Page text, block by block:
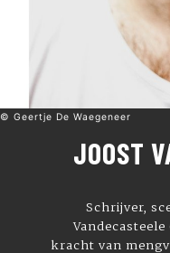
© Geertje De Waegeneer
JOOST
Schrijver,
kracht van